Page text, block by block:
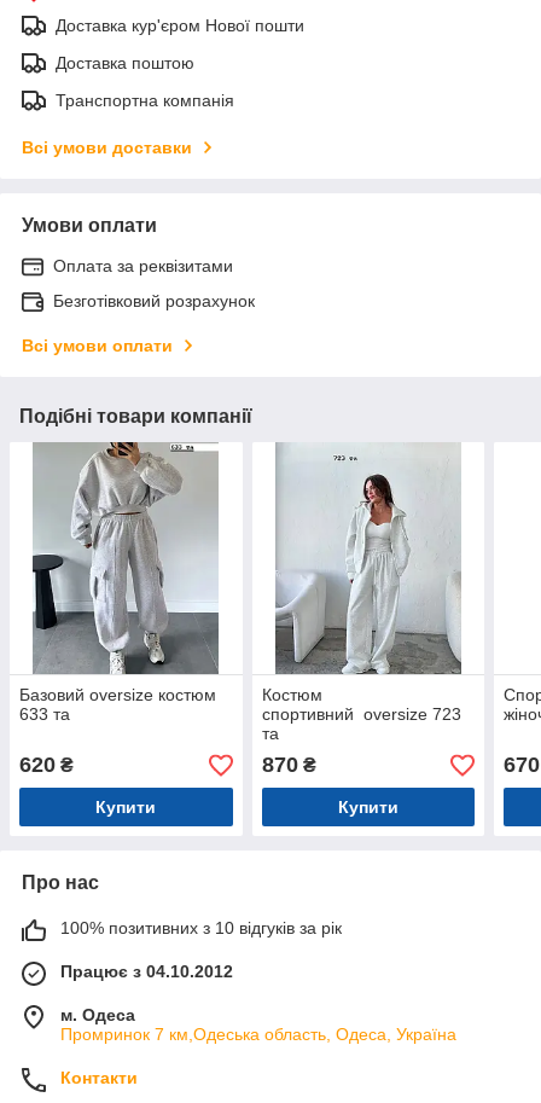
Доставка кур'єром Нової пошти
Доставка поштою
Транспортна компанія
Всі умови доставки
Умови оплати
Оплата за реквізитами
Безготівковий розрахунок
Всі умови оплати
Подібні товари компанії
Базовий oversize костюм
633 та
620 ₴
Купити
Костюм
спортивний oversize 723
та
870₴
Купити
670
Про нас
100% позитивних з 10 відгуків за рік
Працює з 04.10.2012
м. Одеса
Промринок 7 км,Одеська область, Одеса, Україна
Контакти